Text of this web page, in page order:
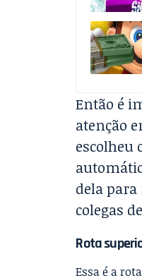
Então é
atenção
escolheu
dela
colegas
Rota
Essa é a